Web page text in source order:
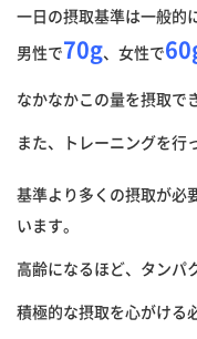
一日の摂取基準は一般的
男性で70g、女性で
なかなかこの量を摂取で
また、トレーニングを行
基準より多くの摂取が必
います。
高齢になるほど、タンパ
積極的な摂取を心がける